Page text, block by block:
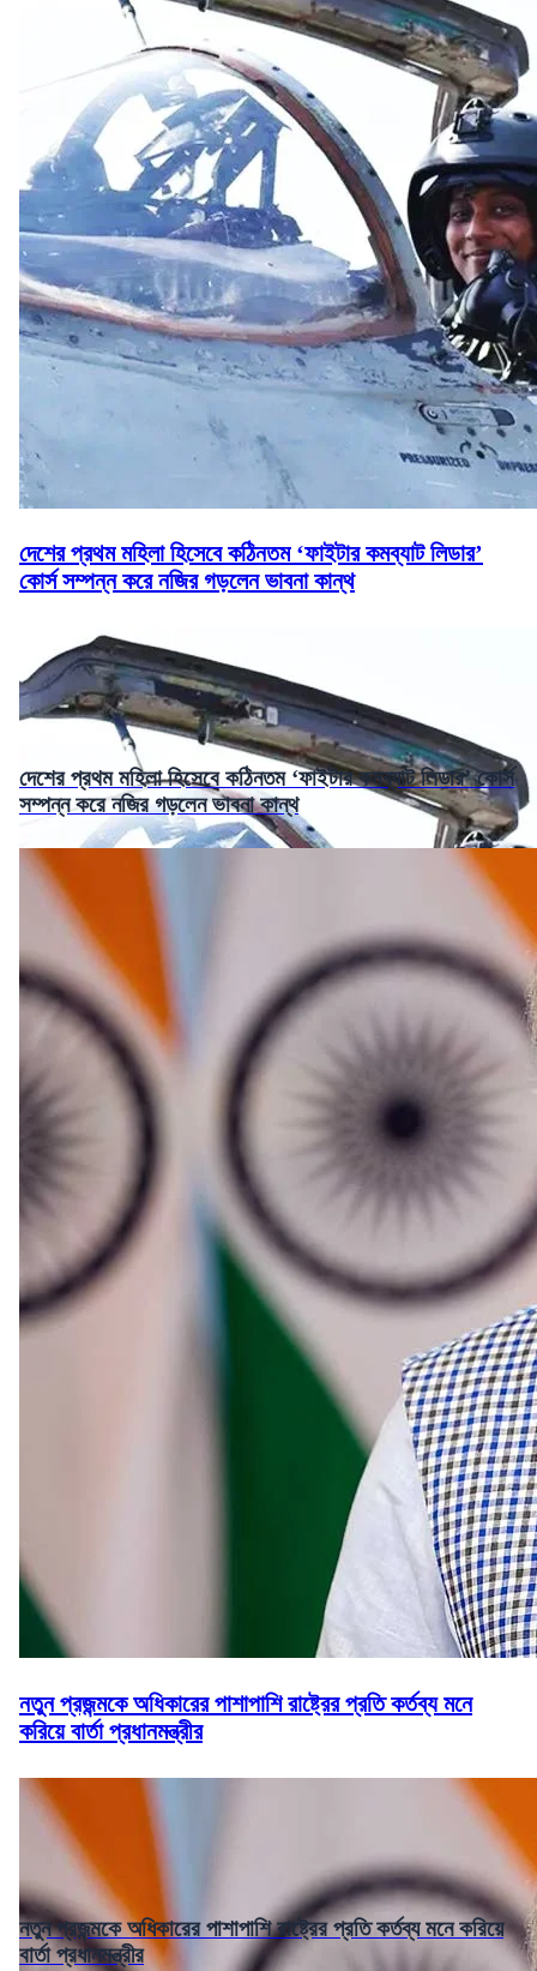
দেশের প্রথম মহিলা হিসেবে কঠিনতম ‘ফাইটার কমব্যাট লিডার’
কোর্স সম্পন্ন করে নজির গড়লেন ভাবনা কান্থ
দেশের প্রথম মহিলা হিসেবে কঠিনতম ‘ফাইটার কমব্যাট লিডার’ কোর্স
সম্পন্ন করে নজির গড়লেন ভাবনা কান্থ
নতুন প্রজন্মকে অধিকারের পাশাপাশি রাষ্ট্রের প্রতি কর্তব্য মনে
করিয়ে বার্তা প্রধানমন্ত্রীর
নতুন প্রজন্মকে অধিকারের পাশাপাশি রাষ্ট্রের প্রতি কর্তব্য মনে করিয়ে
বার্তা প্রধানমন্ত্রীর